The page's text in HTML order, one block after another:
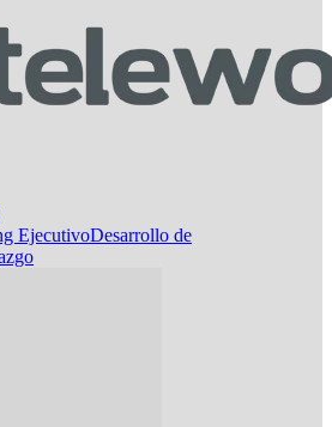
EjecutivoDesarrollo de